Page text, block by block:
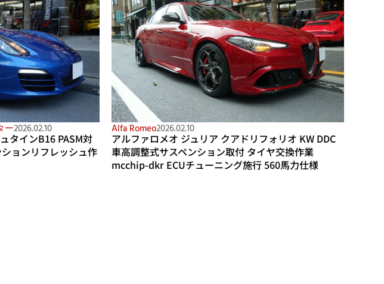
ー2026.02.10
タインB16 PASM対
ョンリフレッシュ作
Alfa Romeo2026.02.10
アルファロメオ ジュリア クアドリフォリオ KW DDC
車高調整式サスペンション取付 タイヤ交換作業
mcchip-dkr ECUチューニング施行 560馬力仕様